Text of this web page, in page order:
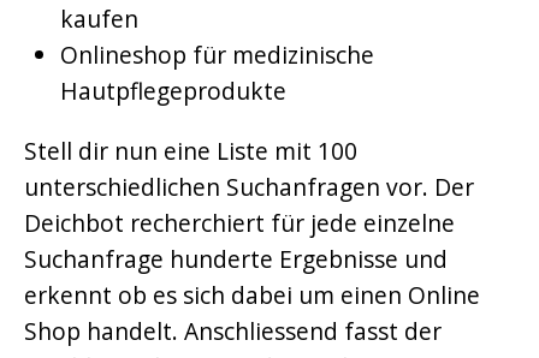
kaufen
Onlineshop für medizinische
Hautpflegeprodukte
Stell dir nun eine Liste mit 100
unterschiedlichen Suchanfragen vor. Der
Deichbot recherchiert für jede einzelne
Suchanfrage hunderte Ergebnisse und
erkennt ob es sich dabei um einen Online
Shop handelt. Anschliessend fasst der